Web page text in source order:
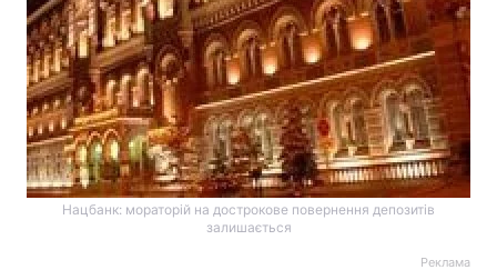
Нацбанк: мораторій на дострокове повернення депозитів
залишається
Реклама